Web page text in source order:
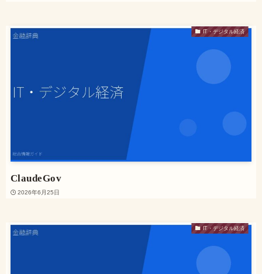
IT・デジタル経済
ClaudeGov
2026年6月25日
IT・デジタル経済